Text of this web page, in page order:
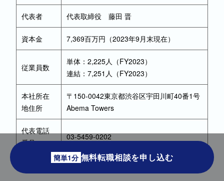
代表者 代表取締役 藤田 晋
資本金 7,369百万円（2023年9月末現在）
従業員数
単体：2,225人（FY2023）
連結：7,251人（FY2023）
本社所在
地住所
〒150-0042東京都渋谷区宇田川町40番1号
Abema Towers
代表電話
番号
03-5459-0202
簡単1分 無料転職相談を申し込む